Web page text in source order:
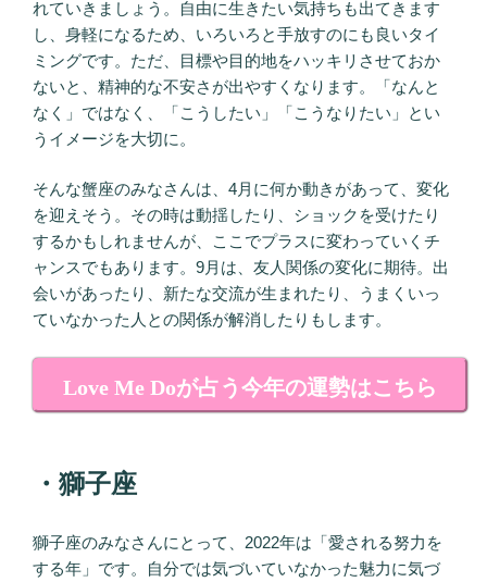
れていきましょう。自由に生きたい気持ちも出てきます
し、身軽になるため、いろいろと手放すのにも良いタイ
ミングです。ただ、目標や目的地をハッキリさせておか
ないと、精神的な不安さが出やすくなります。「なんと
なく」ではなく、「こうしたい」「こうなりたい」とい
うイメージを大切に。
そんな蟹座のみなさんは、4月に何か動きがあって、変化
を迎えそう。その時は動揺したり、ショックを受けたり
するかもしれませんが、ここでプラスに変わっていくチ
ャンスでもあります。9月は、友人関係の変化に期待。出
会いがあったり、新たな交流が生まれたり、うまくいっ
ていなかった人との関係が解消したりもします。
Love Me Doが占う今年の運勢はこちら
・獅子座
獅子座のみなさんにとって、2022年は「愛される努力を
する年」です。自分では気づいていなかった魅力に気づ